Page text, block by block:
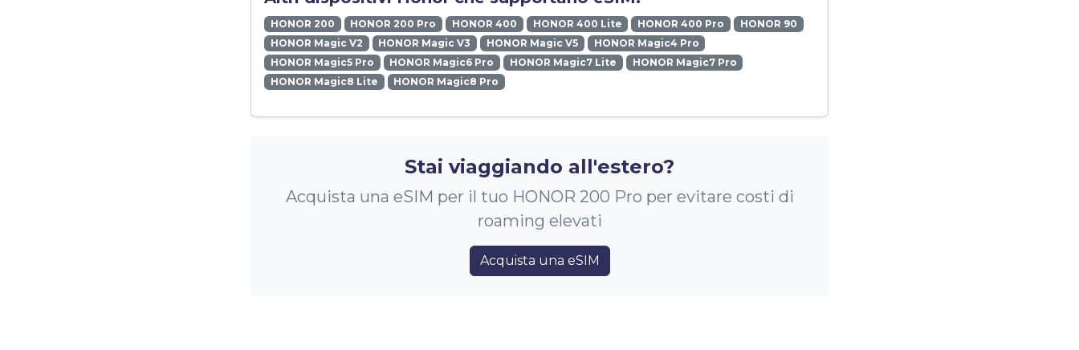
HONOR 200 HONOR 200 Pro HONOR 400 HONOR 400 Lite HONOR 400 Pro
HONOR 90
HONOR Magic V2
HONOR Magic V3 HONOR Magic V5
HONOR Magic4 Pro
HONOR Magic5 Pro
HONOR Magic6 Pro HONOR Magic7 Lite
HONOR Magic7 Pro
HONOR Magic8 Lite
HONOR Magic8 Pro
Stai viaggiando all'estero?
Acquista una eSIM per il tuo HONOR 200 Pro per evitare costi di
roaming elevati
Acquista una eSIM